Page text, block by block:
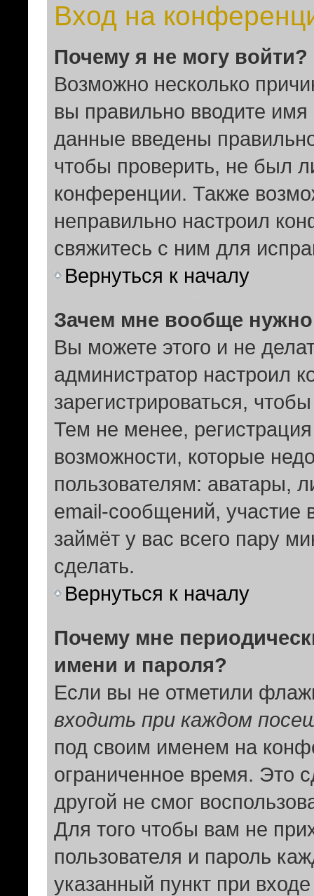
Вход на
Почему я не могу войти?
Возможно несколько
вы правильно вводите
данные введены
чтобы проверить, не был
конференции. Также
неправильно настроил
свяжитесь с ним для
Вернуться к началу
Зачем мне вообще нужно
Вы можете этого и не
администратор настроил
зарегистрироваться,
Тем не менее,
возможности, которые
пользователям: аватары,
email-сообщений, участие
займёт у вас всего пару
сделать.
Вернуться к началу
Почему мне
имени и пароля?
Если вы не отметили
входить при каждом
под своим именем на
ограниченное время. Это
другой не смог
Для того чтобы вам не
пользователя и пароль
указанный пункт при